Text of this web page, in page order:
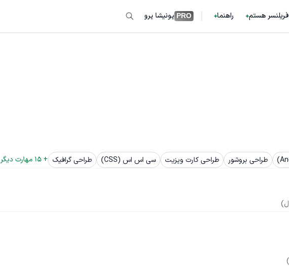
فریلنسر هستم راهنما PRO پونیشا پرو
طراحی بروشور طراحی کارت ویزیت سی اس اس (CSS) طراحی گرافیک +
15 مهارت دیگر